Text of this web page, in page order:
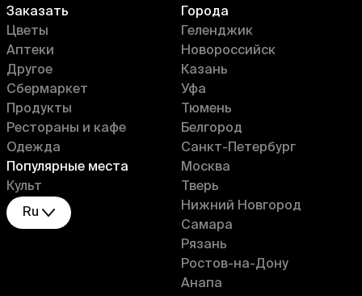
Заказать
Цветы
Аптеки
Другое
Сбермаркет
Продукты
Рестораны и кафе
Одежда
Популярные места
Культ
Ru
Города
Геленджик
Новороссийск
Казань
Уфа
Тюмень
Белгород
Санкт-Петербург
Москва
Тверь
Нижний Новгород
Самара
Рязань
Ростов-на-Дону
Анапа